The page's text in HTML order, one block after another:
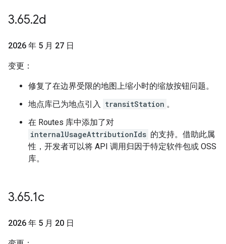
3.65.2d
2026 年 5 月 27 日
变更：
修复了在边界受限的地图上缩小时的缩放按钮问题。
地点库已为地点引入 transitStation 。
在 Routes 库中添加了对
internalUsageAttributionIds 的支持。借助此属
性，开发者可以将 API 调用归因于特定软件包或 OSS
库。
3.65.1c
2026 年 5 月 20 日